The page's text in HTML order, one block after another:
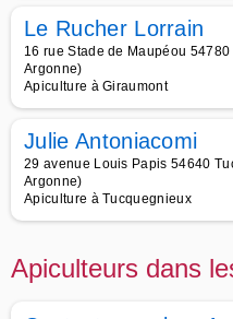
Le Rucher Lorrain
16 rue Stade de Maupéou
Argonne)
Apiculture à Giraumont
Julie Antoniacomi
29 avenue Louis Papis 54640
Argonne)
Apiculture à Tucquegnieux
Apiculteurs dans